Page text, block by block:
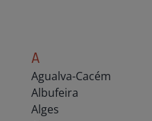
A
Agualva-Cacém
Albufeira
Alges